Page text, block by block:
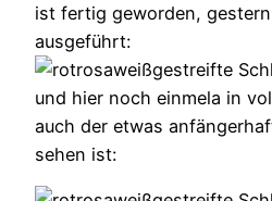
ist fertig geworden,
ausgeführt:
und hier noch einmela in
auch der etwas
sehen ist: